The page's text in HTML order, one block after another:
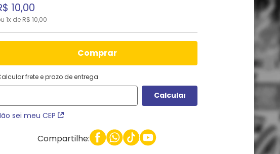
10,00
1x de R$ 10,00
comprar
frete e prazo de entrega
sei meu CEP
Compartilhe: